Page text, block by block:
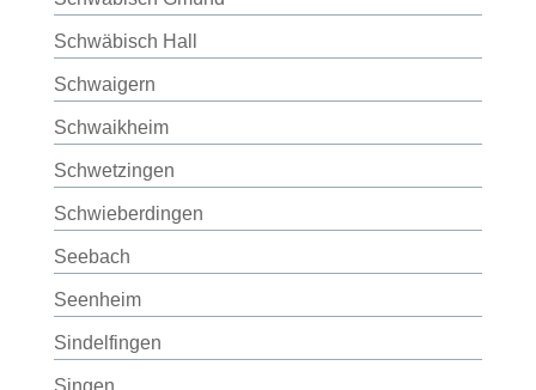
Schwäbisch Hall
Schwaigern
Schwaikheim
Schwetzingen
Schwieberdingen
Seebach
Seenheim
Sindelfingen
Singen